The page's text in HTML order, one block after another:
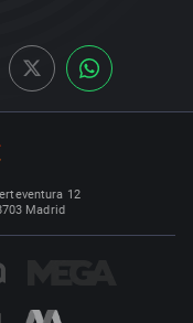
12
Madrid